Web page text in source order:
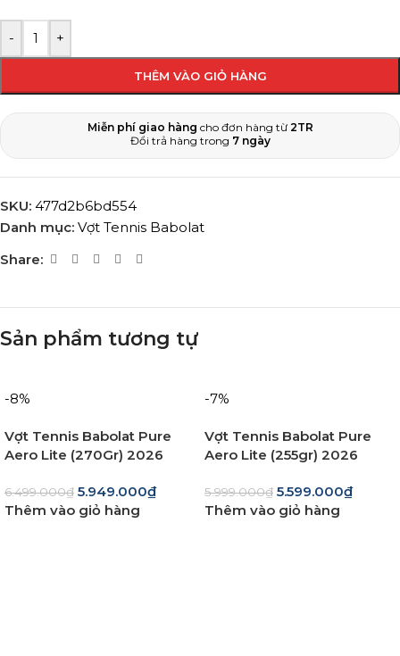
- +
THÊM VÀO GIỎ HÀNG
Miễn phí giao hàng cho đơn hàng từ 2TR
Đổi trả hàng trong 7 ngày
SKU: 477d2b6bd554
Danh mục: Vợt Tennis Babolat
Share:
Sản phẩm tương tự
-8%
Vợt Tennis Babolat Pure
Aero Lite (270Gr) 2026
6.499.000₫ 5.949.000₫
Thêm vào giỏ hàng
-7%
Vợt Tennis Babolat Pure
Aero Lite (255gr) 2026
5.999.000₫ 5.599.000₫
Thêm vào giỏ hàng